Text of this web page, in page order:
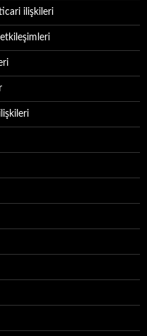
ilişkileri